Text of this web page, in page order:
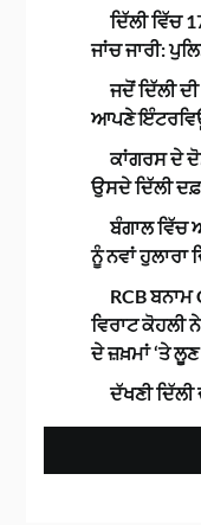
ਦਿੱਲੀ ਵਿੱਚ
ਜਾਂਚ ਜਾਰੀ:
ਜਦੋਂ ਦਿੱਲੀ
ਆਪਣੇ ਇੰਟਰਵਿਊ
ਕਾਂਗਰਸ ਦੇ
ਉਸਦੇ ਦਿੱਲੀ
ਬੰਗਾਲ ਵਿੱਚ
ਨੂੰ ਨਵਾਂ ਹੁਲਾਰਾ
RCB
ਵਿਰਾਟ ਕੋਹਲੀ
ਦੇ ਜ਼ਖ਼ਮਾਂ ‘ਤੇ
ਦੱਖਣੀ